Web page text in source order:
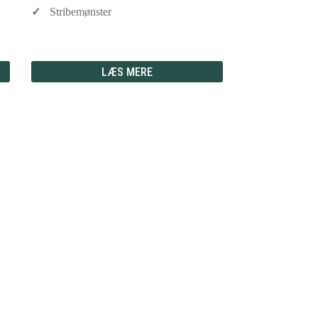
Stribemønster
LÆS MERE